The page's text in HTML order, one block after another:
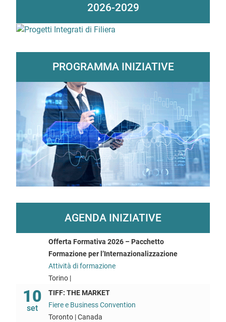
2026-2029
PROGRAMMA INIZIATIVE
AGENDA INIZIATIVE
Offerta Formativa 2026 – Pacchetto
Formazione per l’Internazionalizzazione
Attività di formazione
Torino |
10
set
TIFF: THE MARKET
Fiere e Business Convention
Toronto | Canada